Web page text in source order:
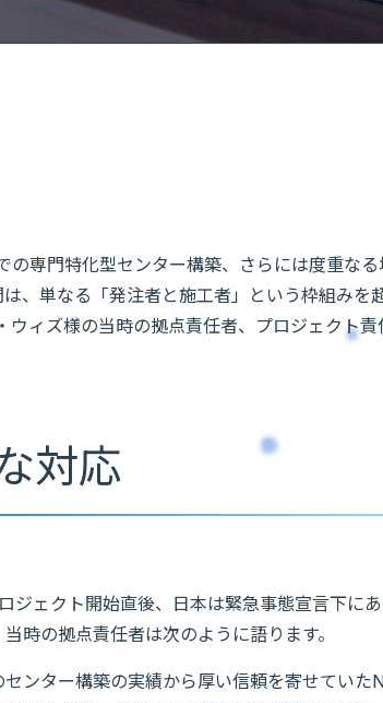
専門特化型センター構築、さらには度重な
、単なる「発注者と施工者」という枠組みを
ィズ様の当時の拠点責任者、プロジェクト責
対応
ェクト開始直後、日本は緊急事態宣言下に
時の拠点責任者は次のように語ります。
ンター構築の実績から厚い信頼を寄せていた